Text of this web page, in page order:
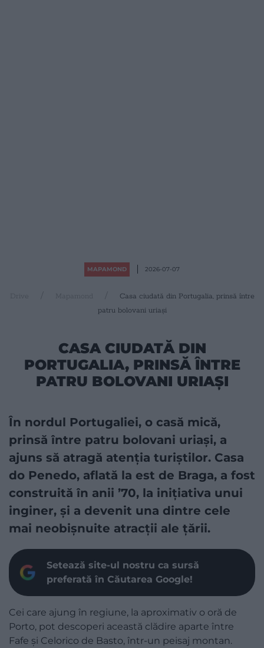
MAPAMOND 2026-07-07
Drive Mapamond
Casa ciudată din Portugalia, prinsă între
patru bolovani uriași
CASA CIUDATĂ DIN
PORTUGALIA, PRINSĂ ÎNTRE
PATRU BOLOVANI URIAȘI
În nordul Portugaliei, o casă mică,
prinsă între patru bolovani uriași, a
ajuns să atragă atenția turiștilor. Casa
do Penedo, aflată la est de Braga, a fost
construită în anii ’70, la inițiativa unui
inginer, și a devenit una dintre cele
mai neobișnuite atracții ale țării.
Setează site-ul nostru ca sursă
preferată în Căutarea Google!
Cei care ajung în regiune, la aproximativ o oră de
Porto, pot descoperi această clădire aparte între
Fafe și Celorico de Basto, într-un peisaj montan.